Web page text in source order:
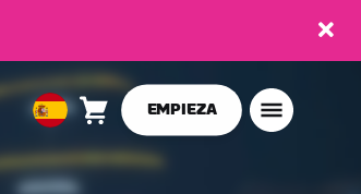
European
Union
Español
Carro
0
artículos
EMPIEZA